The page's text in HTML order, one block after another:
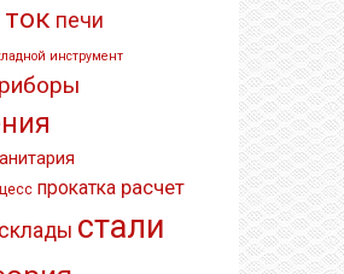
печи
инструмент
прокатка расчет
склады стали